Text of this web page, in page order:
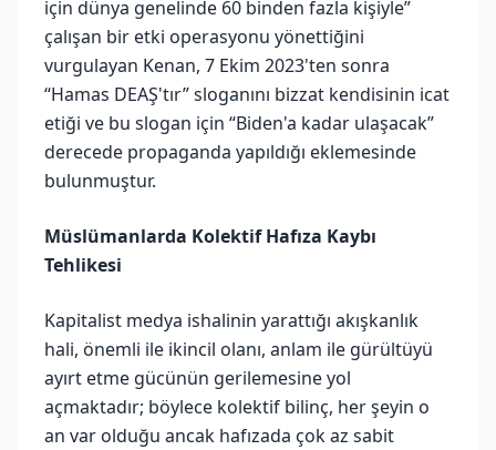
için dünya genelinde 60 binden fazla kişiyle”
çalışan bir etki operasyonu yönettiğini
vurgulayan Kenan, 7 Ekim 2023'ten sonra
“Hamas DEAŞ'tır” sloganını bizzat kendisinin icat
etiği ve bu slogan için “Biden'a kadar ulaşacak”
derecede propaganda yapıldığı eklemesinde
bulunmuştur.
Müslümanlarda Kolektif Hafıza Kaybı
Tehlikesi
Kapitalist medya ishalinin yarattığı akışkanlık
hali, önemli ile ikincil olanı, anlam ile gürültüyü
ayırt etme gücünün gerilemesine yol
açmaktadır; böylece kolektif bilinç, her şeyin o
an var olduğu ancak hafızada çok az sabit